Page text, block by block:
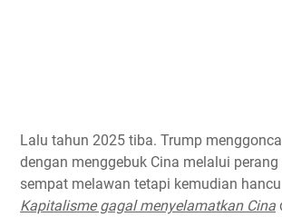
Lalu tahun 2025 tiba. Trump
dengan menggebuk Cina melalui
sempat melawan tetapi kemudian
Kapitalisme gagal menyelamatkan Cina